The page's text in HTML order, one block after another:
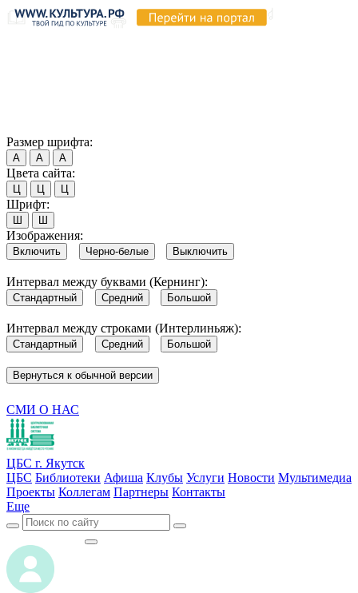
Размер шрифта:
А А А
Цвета сайта:
Ц Ц Ц
Шрифт:
Ш Ш
Изображения:
Включить Черно-белые Выключить
Интервал между буквами (Кернинг):
Стандартный Средний Большой
Интервал между строками (Интерлиньяж):
Стандартный Средний Большой
Вернуться к обычной версии
СМИ О НАС
ЦБС г. Якутск
ЦБС Библиотеки Афиша Клубы Услуги Новости Мультимедиа
Проекты Коллегам Партнеры Контакты
Еще